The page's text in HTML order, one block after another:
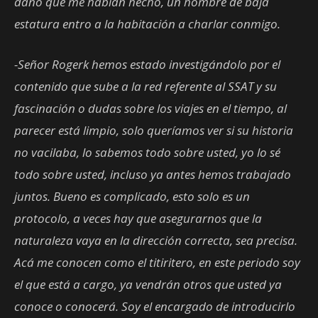
estatura entro a la habitación a charlar conmigo.
-Señor Rogerk hemos estado investigándolo por el
contenido que sube a la red referente al SSAT y su
fascinación o dudas sobre los viajes en el tiempo, al
parecer está limpio, solo queríamos ver si su historia
no vacilaba, lo sabemos todo sobre usted, yo lo sé
todo sobre usted, incluso ya antes hemos trabajado
juntos. Bueno es complicado, esto solo es un
protocolo, a veces hay que asegurarnos que la
naturaleza vaya en la dirección correcta, sea precisa.
Acá me conocen como el titiritero, en este periodo soy
el que está a cargo, ya vendrán otros que usted ya
conoce o conocerá. Soy el encargado de introducirlo